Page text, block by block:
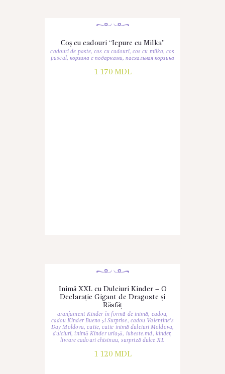
Сoș cu cadouri “Iepure cu Milka”
cadouri de paste,cos cu cadouri, cos cu milka,cos
pascal, корзина с подарками,пасхальная корзина
1 170 MDL
Inimă XXL cu Dulciuri Kinder – O
Declarație Gigant de Dragoste și
Răsfăț
aranjament Kinder în formă de inimă, cadou,
cadou Kinder Bueno și Surprise, cadou Valentine's
Day Moldova,cutie,cutie inimă dulciuri Moldova,
dulciuri,inimă Kinder uriașă, iubeste.md, kinder,
livrare cadouri chisinau, surpriză dulce XL
1 120 MDL